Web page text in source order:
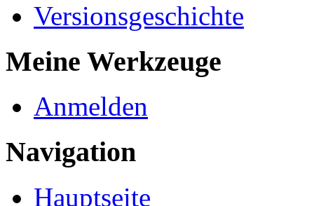
Versionsgeschichte
Meine Werkzeuge
Anmelden
Navigation
Hauptseite